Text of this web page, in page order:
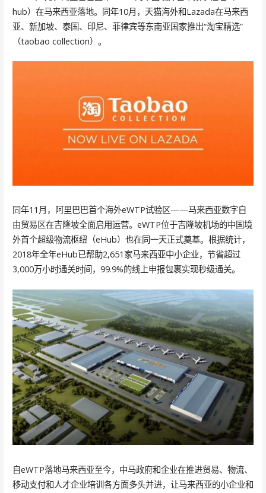
hub）在马来西亚落地。同年10月，天猫海外和Lazada在马来西
亚、新加坡、泰国、印尼、菲律宾等东南亚国家推出“淘宝精选”
（taobao collection）。
同年11月，阿里巴巴首个海外eWTP试验区——马来西亚数字自
由贸易区在吉隆坡全面启用运营。eWTP位于吉隆坡机场的中国境
外首个超级物流枢纽（eHub）也在同一天正式奠基。根据统计，
2018年全年eHub已帮助2,651家马来西亚中小企业，节省超过
3,000万小时通关时间，99.9%的线上申报包裹实现秒级通关。
自eWTP落地马来西亚至今，中马政府和企业在推进贸易、物流、
移动支付和人才企业培训各方面多头并进，让马来西亚的小企业和